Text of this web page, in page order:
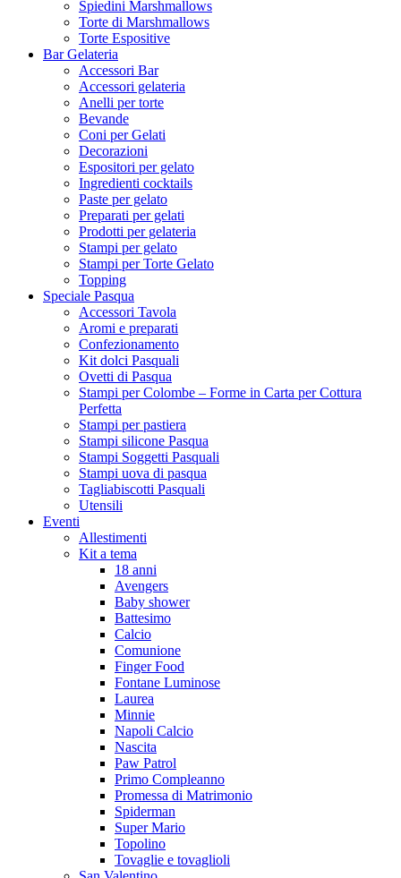
Spiedini Marshmallows
Torte di Marshmallows
Torte Espositive
Bar Gelateria
Accessori Bar
Accessori gelateria
Anelli per torte
Bevande
Coni per Gelati
Decorazioni
Espositori per gelato
Ingredienti cocktails
Paste per gelato
Preparati per gelati
Prodotti per gelateria
Stampi per gelato
Stampi per Torte Gelato
Topping
Speciale Pasqua
Accessori Tavola
Aromi e preparati
Confezionamento
Kit dolci Pasquali
Ovetti di Pasqua
Stampi per Colombe – Forme in Carta per Cottura
Perfetta
Stampi per pastiera
Stampi silicone Pasqua
Stampi Soggetti Pasquali
Stampi uova di pasqua
Tagliabiscotti Pasquali
Utensili
Eventi
Allestimenti
Kit a tema
18 anni
Avengers
Baby shower
Battesimo
Calcio
Comunione
Finger Food
Fontane Luminose
Laurea
Minnie
Napoli Calcio
Nascita
Paw Patrol
Primo Compleanno
Promessa di Matrimonio
Spiderman
Super Mario
Topolino
Tovaglie e tovaglioli